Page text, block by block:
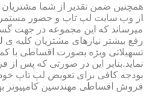
همچنین ضمن تقدیر از شما
از وب سایت لپ تاپ و حضور مستمر
میرساند که این مجموعه در جهت
رفع بیشتر نیازهای مشتریان کلیه ی
تسهیلاتی ویژه بصورت اقساطی با
نماید.بنابر این در صورتی که پس
بودجه کافی برای تعویض لپ تاپ خود
فروش اقساطی مهندسین کامپیوتر